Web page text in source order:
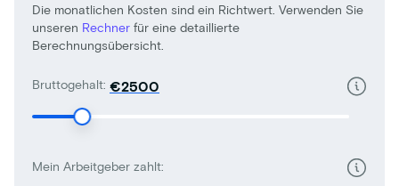
Bruttogehalt: €
Mein Arbeitgeber zahlt:
Die monatlichen Kosten sind ein Richtwert. Verwenden Sie
unseren Rechner für eine detaillierte
Berechnungsübersicht.